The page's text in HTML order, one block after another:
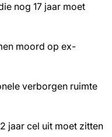
nog 17 jaar moet
moord op ex-
verborgen ruimte
jaar cel uit moet zitten